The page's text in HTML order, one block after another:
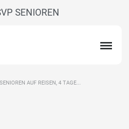
SENIOREN
AUF REISEN, 4 TAGE...